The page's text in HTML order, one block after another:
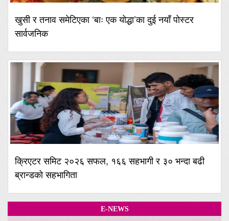
खुसी र तनाव समेटिएका ‘बाः एक योद्धा’का दुई नयाँ पोस्टर
सार्वजनिक
क्रिएटर समिट २०२६ सफल, १६६ सहभागी र ३० भन्दा बढी
ब्रान्डको सहभागिता
E-NEWS